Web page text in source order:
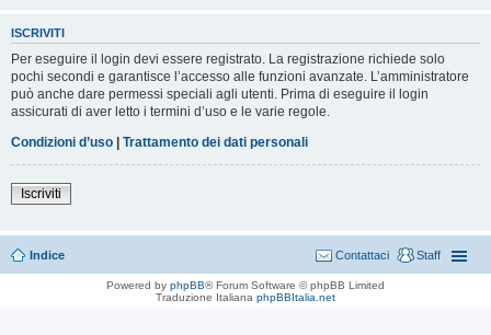
ISCRIVITI
Per eseguire il login devi essere registrato. La registrazione richiede solo
pochi secondi e garantisce l’accesso alle funzioni avanzate. L’amministratore
può anche dare permessi speciali agli utenti. Prima di eseguire il login
assicurati di aver letto i termini d’uso e le varie regole.
Condizioni d’uso | Trattamento dei dati personali
Iscriviti
Indice Staff
Contattaci
Powered by phpBB® Forum Software © phpBB Limited
Traduzione Italiana phpBBItalia.net